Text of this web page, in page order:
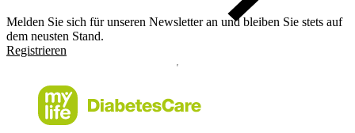
Melden Sie sich für unseren Newsletter an und bleiben Sie stets auf
dem neusten Stand.
Registrieren